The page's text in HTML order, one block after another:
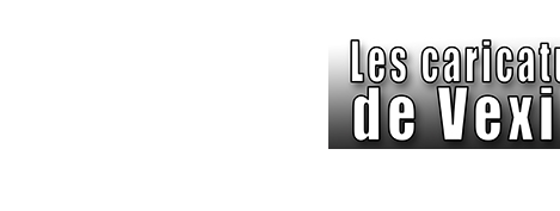
é
g
o
r